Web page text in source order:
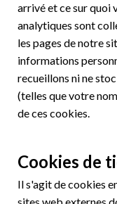
arrivé et ce sur quoi
analytiques sont
les pages de notre
informations
recueillons ni ne
(telles que votre
de ces cookies.
Cookies de
Il s'agit de cookies